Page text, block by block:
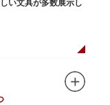
い文具が多数展示し